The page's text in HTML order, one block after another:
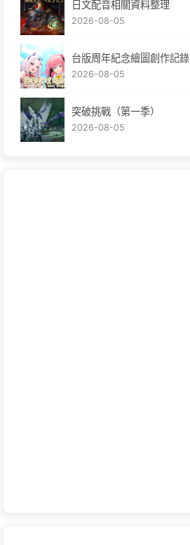
日文配音相關資料整理
2026-08-05
台版周年紀念繪圖創作記錄
2026-08-05
突破挑戰（第一季）
2026-08-05